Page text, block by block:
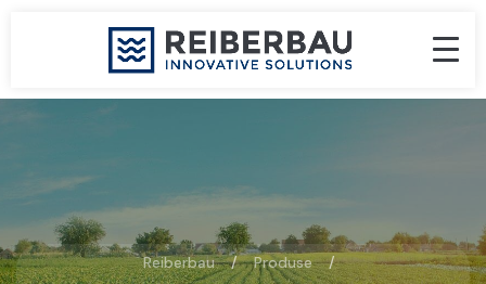
Reiberbau
Produse